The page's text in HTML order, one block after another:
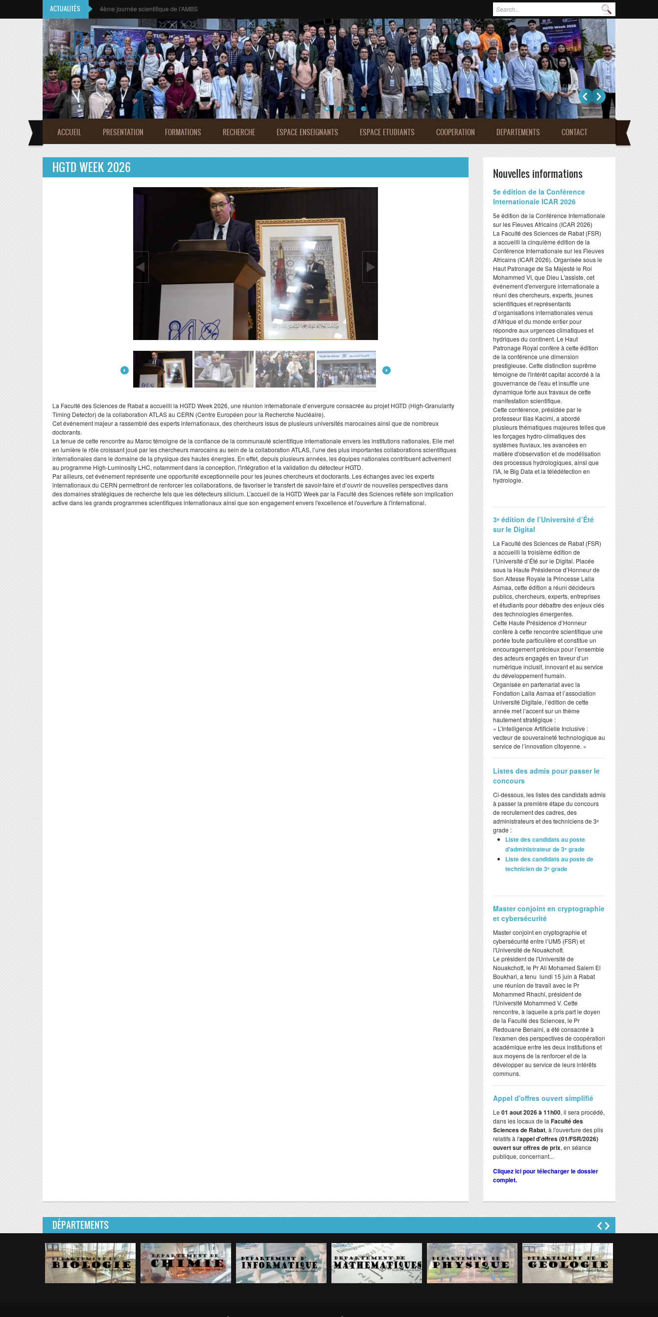
Aller au contenu principal Formulaire de recherche
ACTUALITÉS CALL FOR CONTRIBUTIONS
Faculté des Sciences de Rabat
ACCUEIL PRESENTATION FORMATIONS RECHERCHE ESPACE ENSEIGNANTS ESPACE ETUDIANTS COOPERATION DEPARTEMENTS CONTACT
HGTD WEEK 2026
La Faculté des Sciences de Rabat a accueilli la HGTD Week 2026, une réunion internationale d’envergure consacrée au projet HGTD (High-Granularity
Timing Detector) de la collaboration ATLAS au CERN (Centre Européen pour la Recherche Nucléaire).
​Cet événement majeur a rassemblé des experts internationaux, des chercheurs issus de plusieurs universités marocaines ainsi que de nombreux
doctorants.
​La tenue de cette rencontre au Maroc témoigne de la confiance de la communauté scientifique internationale envers les institutions nationales. Elle met
en lumière le rôle croissant joué par les chercheurs marocains au sein de la collaboration ATLAS, l’une des plus importantes collaborations scientifiques
internationales dans le domaine de la physique des hautes énergies. En effet, depuis plusieurs années, les équipes nationales contribuent activement
au programme High-Luminosity LHC, notamment dans la conception, l'intégration et la validation du détecteur HGTD.
​Par ailleurs, cet événement représente une opportunité exceptionnelle pour les jeunes chercheurs et doctorants. Les échanges avec les experts
internationaux du CERN permettront de renforcer les collaborations, de favoriser le transfert de savoir-faire et d’ouvrir de nouvelles perspectives dans
des domaines stratégiques de recherche tels que les détecteurs silicium. L’accueil de la HGTD Week par la Faculté des Sciences reflète son implication
active dans les grands programmes scientifiques internationaux ainsi que son engagement envers l'excellence et l'ouverture à l'international.
Nouvelles informations
​5e édition de la Conférence
Internationale ICAR 2026
​5e édition de la Conférence Internationale
sur les Fleuves Africains (ICAR 2026)
​La Faculté des Sciences de Rabat (FSR)
a accueilli la cinquième édition de la
Conférence Internationale sur les Fleuves
Africains (ICAR 2026). Organisée sous le
Haut Patronage de Sa Majesté le Roi
Mohammed VI, que Dieu L'assiste, cet
événement d'envergure internationale a
réuni des chercheurs, experts, jeunes
scientifiques et représentants
d’organisations internationales venus
d’Afrique et du monde entier pour
répondre aux urgences climatiques et
hydriques du continent. Le Haut
Patronage Royal confère à cette édition
de la conférence une dimension
prestigieuse. Cette distinction suprême
témoigne de l'intérêt capital accordé à la
gouvernance de l'eau et insuffle une
dynamique forte aux travaux de cette
manifestation scientifique.
​Cette conférence, présidée par le
professeur Ilias Kacimi, a abordé
plusieurs thématiques majeures telles que
les forçages hydro-climatiques des
systèmes fluviaux, les avancées en
matière d'observation et de modélisation
des processus hydrologiques, ainsi que
l'IA, le Big Data et la télédétection en
hydrologie.
3ᵉ édition de l’Université d’Été
sur le Digital
​La Faculté des Sciences de Rabat (FSR)
a accueilli la troisième édition de
l’Université d’Été sur le Digital. Placée
sous la Haute Présidence d’Honneur de
Son Altesse Royale la Princesse Lalla
Asmaa, cette édition a réuni décideurs
publics, chercheurs, experts, entreprises
et étudiants pour débattre des enjeux clés
des technologies émergentes.
​Cette Haute Présidence d’Honneur
confère à cette rencontre scientifique une
portée toute particulière et constitue un
encouragement précieux pour l’ensemble
des acteurs engagés en faveur d’un
numérique inclusif, innovant et au service
du développement humain.
​Organisée en partenariat avec la
Fondation Lalla Asmaa et l’association
Université Digitale, l’édition de cette
année met l’accent sur un thème
hautement stratégique :
​« L’Intelligence Artificielle Inclusive :
vecteur de souveraineté technologique au
service de l’innovation citoyenne. »
Listes des admis pour passer le
concours
Ci-dessous, les listes des candidats admis
à passer la première étape du concours
de recrutement des cadres, des
administrateurs et des techniciens de 3ᵉ
grade :
Liste des candidats au poste
d'administrateur de 3ᵉ grade
Liste des candidats au poste de
technicien de 3ᵉ grade
Master conjoint en cryptographie
et cybersécurité
Master conjoint en cryptographie et
cybersécurité entre l’UM5 (FSR) et
l'Université de Nouakchott.
Le président de l'Université de
Nouakchott, le Pr Ali Mohamed Salem El
Boukhari, a tenu lundi 15 juin à Rabat
une réunion de travail avec le Pr
Mohammed Rhachi, président de
l'Université Mohammed V. Cette
rencontre, à laquelle a pris part le doyen
de la Faculté des Sciences, le Pr
Redouane Benaini, a été consacrée à
l'examen des perspectives de coopération
académique entre les deux institutions et
aux moyens de la renforcer et de la
développer au service de leurs intérêts
communs.
Appel d'offres ouvert simplifié
Le 01 aout 2026 à 11h00, il sera procédé,
dans les locaux de la Faculté des
Sciences de Rabat, à l'ouverture des plis
relatifs à l'appel d'offres (01/FSR/2026)
ouvert sur offres de prix, en séance
publique, concernant...
Cliquez ici pour télecharger le dossier
complet.
DÉPARTEMENTS